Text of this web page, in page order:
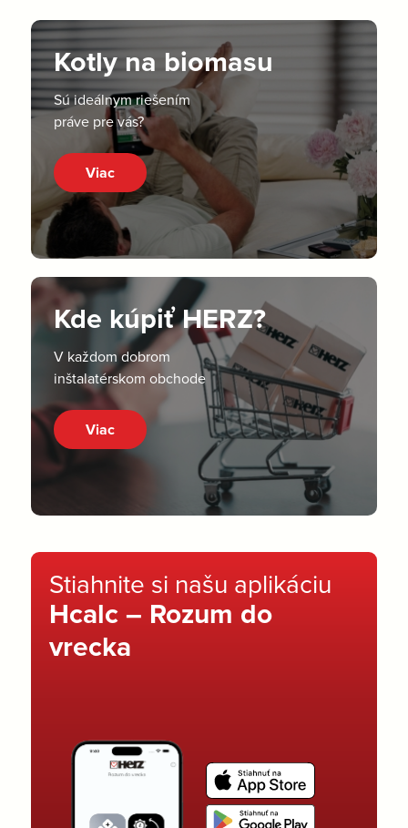
Kotly na biomasu
Sú ideálnym riešením
práve pre vás?
Viac
Kde kúpiť HERZ?
V každom dobrom
inštalatérskom obchode
Viac
Stiahnite si našu aplikáciu
Hcalc – Rozum do
vrecka